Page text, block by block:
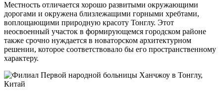
Местность отличается хорошо развитыми окружающими
дорогами и окружена близлежащими горными хребтами,
воплощающими природную красоту Тонглу. Этот
неосвоенный участок в формирующемся городском районе
также срочно нуждается в новаторском архитектурном
решении, которое соответствовало бы его пространственному
характеру.